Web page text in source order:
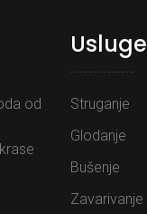
od
Usluge
Struganje
Glodanje
Bušenje
Zavarivanje